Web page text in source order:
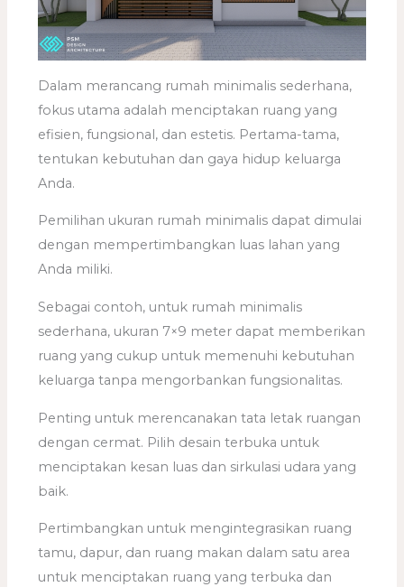
Dalam merancang rumah minimalis sederhana,
fokus utama adalah menciptakan ruang yang
efisien, fungsional, dan estetis. Pertama-tama,
tentukan kebutuhan dan gaya hidup keluarga
Anda.
Pemilihan ukuran rumah minimalis dapat dimulai
dengan mempertimbangkan luas lahan yang
Anda miliki.
Sebagai contoh, untuk rumah minimalis
sederhana, ukuran 7×9 meter dapat memberikan
ruang yang cukup untuk memenuhi kebutuhan
keluarga tanpa mengorbankan fungsionalitas.
Penting untuk merencanakan tata letak ruangan
dengan cermat. Pilih desain terbuka untuk
menciptakan kesan luas dan sirkulasi udara yang
baik.
Pertimbangkan untuk mengintegrasikan ruang
tamu, dapur, dan ruang makan dalam satu area
untuk menciptakan ruang yang terbuka dan